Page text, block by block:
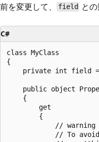
前を変更して、
field と
C#
class MyClass
{
private int field
public object
    {
        get
        {
// warning
// To